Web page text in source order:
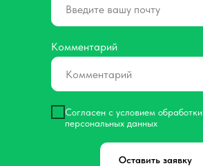
Комментарий
Согласен с условием обработки
персональных данных
Оставить заявку